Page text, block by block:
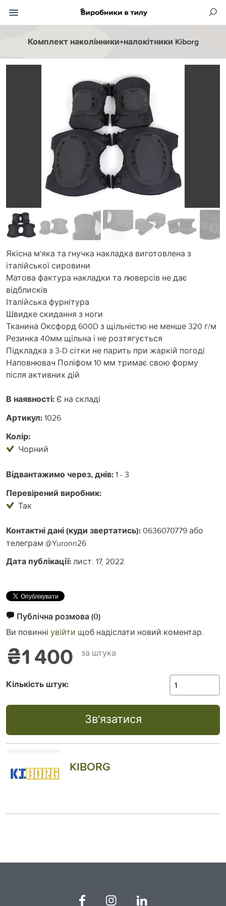
Комплект наколінники+налокітники Kiborg
Якісна м'яка та гнучка накладка виготовлена з
італійської сировини
Матова фактура накладки та люверсів не дає
відблисків
Італійська фурнітура
Швидке скидання з ноги
Тканина Оксфорд 600D з щільністю не менше 320 г/м
Резинка 40мм щільна і не розтягується
Підкладка з 3-D сітки не парить при жаркій погоді
Наповнювач Поліфом 10 мм тримає свою форму
після активних дій
В наявності: Є на складі
Артикул:1026
Колір:
Чорний
Відвантажимо через, днів:1 - 3
Перевірений виробник:
Так
Контактні дані (куди звертатись):0636070779 або
телеграм @Yuronn26
Дата публікації:лист. 17, 2022
Публічна розмова (0)
Ви повинні увійти щоб надіслати новий коментар.
₴1 400 за штука
Кількість штук:
Зв'язатися
KIBORG